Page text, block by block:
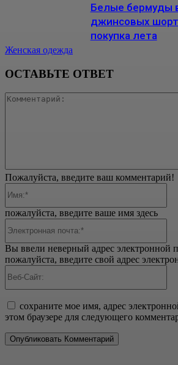
Женская одежда
Белые бермуды
джинсовых
покупка лета
ОСТАВЬТЕ ОТВЕТ
Пожалуйста, введите ваш комментарий!
пожалуйста, введите ваше имя здесь
Вы ввели неверный адрес электронной
пожалуйста, введите свой адрес
сохраните мое имя, адрес
этом браузере для следующего